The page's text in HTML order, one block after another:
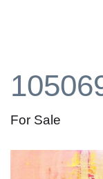
For Sale